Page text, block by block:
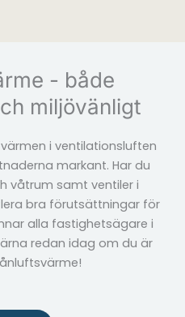
- både
miljövänligt
i ventilationsluften
markant. Har du
våtrum samt ventiler i
bra förutsättningar för
alla fastighetsägare i
redan idag om du är